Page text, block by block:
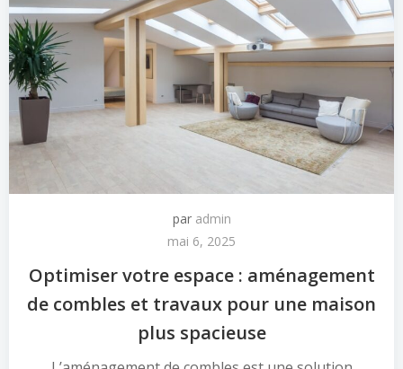
par admin
mai 6, 2025
Optimiser votre espace : aménagement
de combles et travaux pour une maison
plus spacieuse